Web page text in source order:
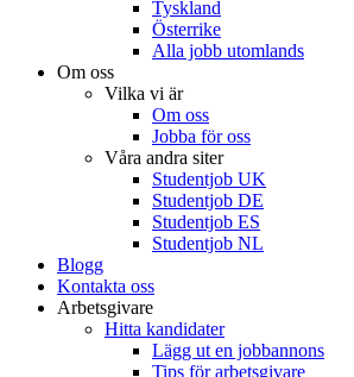
Tyskland
Österrike
Alla jobb utomlands
Om oss
Vilka vi är
Om oss
Jobba för oss
Våra andra siter
Studentjob UK
Studentjob DE
Studentjob ES
Studentjob NL
Blogg
Kontakta oss
Arbetsgivare
Hitta kandidater
Lägg ut en jobbannons
Tips för arbetsgivare